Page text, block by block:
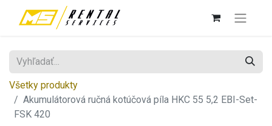
Všetky produkty
Akumulátorová ručná kotúčová píla HKC 55 5,2 EBI-Set-
FSK 420